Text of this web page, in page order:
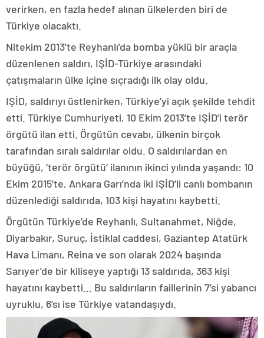
verirken, en fazla hedef alınan ülkelerden biri de
Türkiye olacaktı.
Nitekim 2013’te Reyhanlı’da bomba yüklü bir araçla
düzenlenen saldırı, IŞİD-Türkiye arasındaki
çatışmaların ülke içine sıçradığı ilk olay oldu.
IŞİD, saldırıyı üstlenirken, Türkiye’yi açık şekilde tehdit
etti. Türkiye Cumhuriyeti, 10 Ekim 2013’te IŞİD’i terör
örgütü ilan etti. Örgütün cevabı, ülkenin birçok
tarafından sıralı saldırılar oldu. O saldırılardan en
büyüğü, ‘terör örgütü’ ilanının ikinci yılında yaşandı: 10
Ekim 2015’te, Ankara Garı’nda iki IŞİD’li canlı bombanın
düzenlediği saldırıda, 103 kişi hayatını kaybetti.
Örgütün Türkiye’de Reyhanlı, Sultanahmet, Niğde,
Diyarbakır, Suruç, İstiklal caddesi, Gaziantep Atatürk
Hava Limanı, Reina ve son olarak 2024 başında
Sarıyer’de bir kiliseye yaptığı 13 saldırıda, 363 kişi
hayatını kaybetti… Bu saldırıların faillerinin 7’si yabancı
uyruklu, 6’sı ise Türkiye vatandaşıydı.